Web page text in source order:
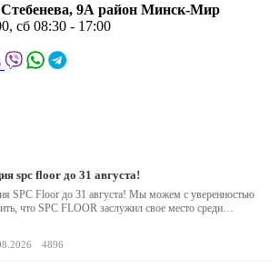
9А район Минск-Мир
сб 08:30 - 17:00
spc floor до 31 августа!
SPC Floor до 31 августа! Мы можем с уверенностью
что SPC FLOOR заслужил свое место среди
4896